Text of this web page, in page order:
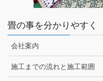
畳の事を分かりやすく
会社案内
施工までの流れと施工範囲